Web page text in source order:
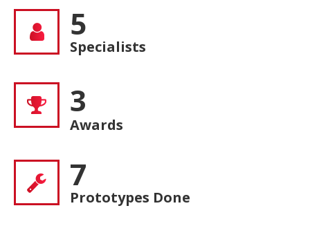
5
Specialists
3
Awards
7
Prototypes Done